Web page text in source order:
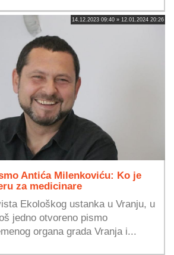
14.12.2023 09:40 » 12.01.2024 20:26
Antića Milenkoviću: Ko je
za medicinare
Ekološkog ustanka u Vranju, u
jedno otvoreno pismo
organa grada Vranja i...